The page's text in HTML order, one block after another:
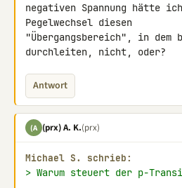
negativen Spannung hätte
Pegelwechsel diesen
"Übergangsbereich", in dem
durchleiten, nicht, oder?
Antwort
(A (prx) A. K.(prx)
Michael S. schrieb:
> Warum steuert der p-